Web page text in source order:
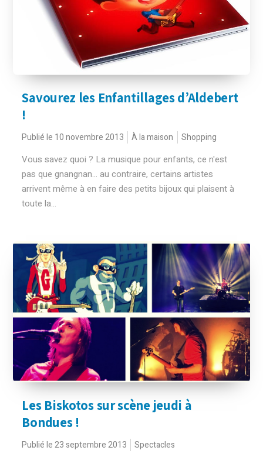
Savourez les Enfantillages d’Aldebert
!
Publié le 10 novembre 2013 À la maison Shopping
Vous savez quoi ? La musique pour enfants, ce n'est
pas que gnangnan... au contraire, certains artistes
arrivent même à en faire des petits bijoux qui plaisent à
toute la...
Les Biskotos sur scène jeudi à
Bondues !
Publié le 23 septembre 2013 Spectacles